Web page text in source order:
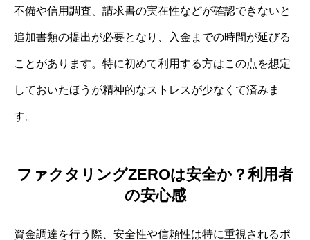
不備や信用調査、請求書の実在性などが確認できないと
追加書類の提出が必要となり、入金までの時間が延びる
ことがあります。特に初めて利用する方はこの点を想定
しておいたほうが精神的なストレスが少なくて済みま
す。
ファクタリングZEROは安全か？利用者
の安心感
資金調達を行う際、安全性や信頼性は特に重視されるポ